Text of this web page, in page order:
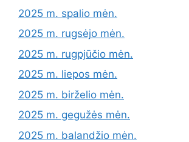
2025 m. spalio mėn.
2025 m. rugsėjo mėn.
2025 m. rugpjūčio mėn.
2025 m. liepos mėn.
2025 m. birželio mėn.
2025 m. gegužės mėn.
2025 m. balandžio mėn.